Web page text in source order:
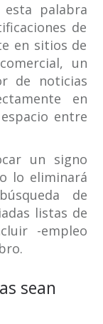
esta palabra
de
en sitios de
un
de noticias
en
entre
un signo
lo eliminará
de
listas de
-empleo
sean